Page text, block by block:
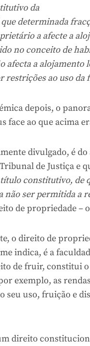
da
determinada
a afecte a
no conceito de
a alojamento
ao uso da
depois, o
face ao que acima
divulgado, é
de Justiça e
constitutivo, de
não ser permitida a
de propriedade –
o direito de
indica, é a
de fruir, constitui
exemplo, as
uso, fruição e
direito